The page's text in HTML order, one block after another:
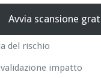
Avvia scansione
del rischio
impatto